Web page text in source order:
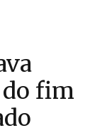
do fim